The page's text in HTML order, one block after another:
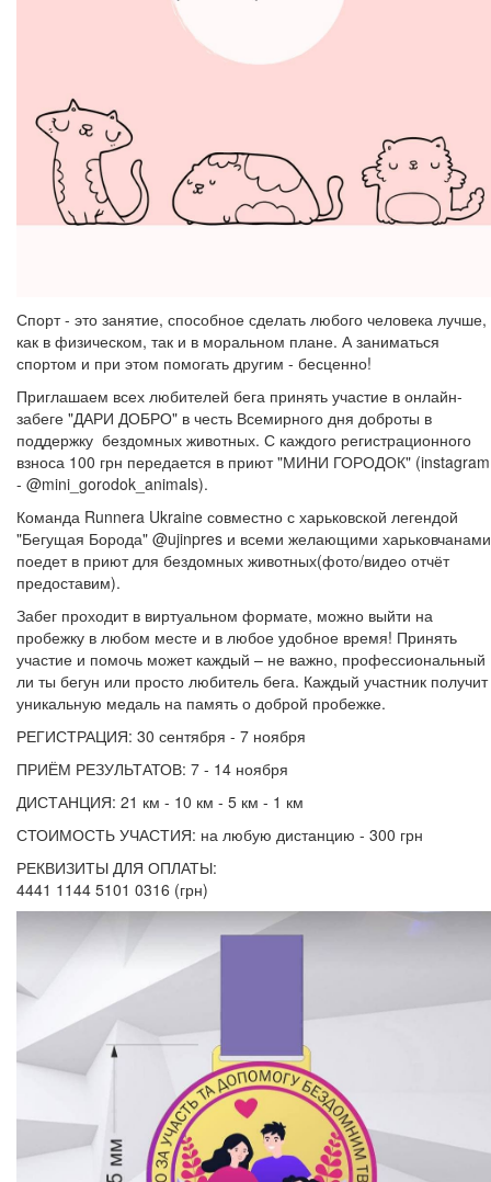
Спорт - это занятие, способное сделать любого человека лучше,
как в физическом, так и в моральном плане. А заниматься
спортом и при этом помогать другим - бесценно!
Приглашаем всех любителей бега принять участие в онлайн-
забеге "ДАРИ ДОБРО" в честь Всемирного дня доброты в
поддержку бездомных животных. С каждого регистрационного
взноса 100 грн передается в приют "МИНИ ГОРОДОК" (instagram
- @mini_gorodok_animals).
Команда Runnera Ukraine совместно с харьковской легендой
"Бегущая Борода" @ujinpres и всеми желающими харьковчанами
поедет в приют для бездомных животных(фото/видео отчёт
предоставим).
Забег проходит в виртуальном формате, можно выйти на
пробежку в любом месте и в любое удобное время! Принять
участие и помочь может каждый – не важно, профессиональный
ли ты бегун или просто любитель бега. Каждый участник получит
уникальную медаль на память о доброй пробежке.
РЕГИСТРАЦИЯ: 30 сентября - 7 ноября
ПРИЁМ РЕЗУЛЬТАТОВ: 7 - 14 ноября
ДИСТАНЦИЯ: 21 км - 10 км - 5 км - 1 км
СТОИМОСТЬ УЧАСТИЯ: на любую дистанцию - 300 грн
РЕКВИЗИТЫ ДЛЯ ОПЛАТЫ:
4441 1144 5101 0316 (грн)